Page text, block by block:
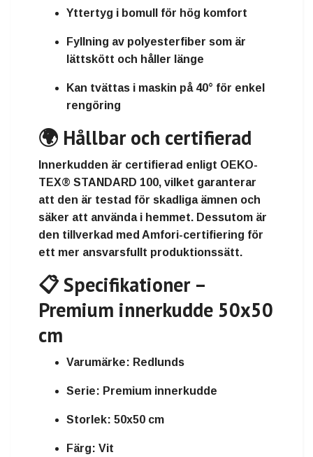
Yttertyg i bomull för hög komfort
Fyllning av polyesterfiber som är
lättskött och håller länge
Kan tvättas i maskin på 40° för enkel
rengöring
🌍 Hållbar och certifierad
Innerkudden är certifierad enligt OEKO-
TEX® STANDARD 100, vilket garanterar
att den är testad för skadliga ämnen och
säker att använda i hemmet. Dessutom är
den tillverkad med Amfori-certifiering för
ett mer ansvarsfullt produktionssätt.
📋 Specifikationer –
Premium innerkudde 50x50
cm
Varumärke: Redlunds
Serie: Premium innerkudde
Storlek: 50x50 cm
Färg: Vit